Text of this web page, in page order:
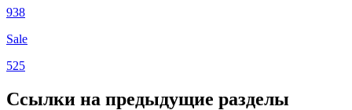
938
Sale
525
Ссылки на предыдущие разделы